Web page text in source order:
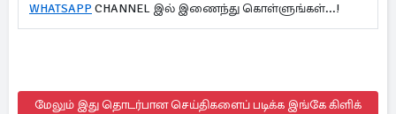
WHATSAPP CHANNEL இல் இணைந்து கொள்ளுங்கள்...!
மேலும் இது தொடர்பான செய்திகளைப் படிக்க இங்கே கிளிக்